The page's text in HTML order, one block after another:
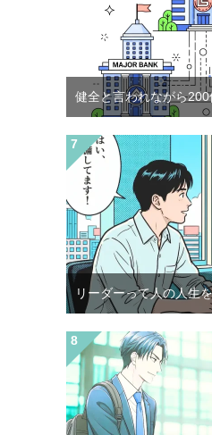
健全と言われながら
リーダーって人の人生